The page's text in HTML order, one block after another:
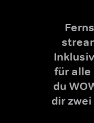
für alle
du
dir